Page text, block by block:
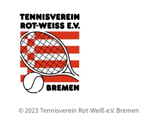
© 2023 Tennisverein Rot-Weiß e.V. Bremen